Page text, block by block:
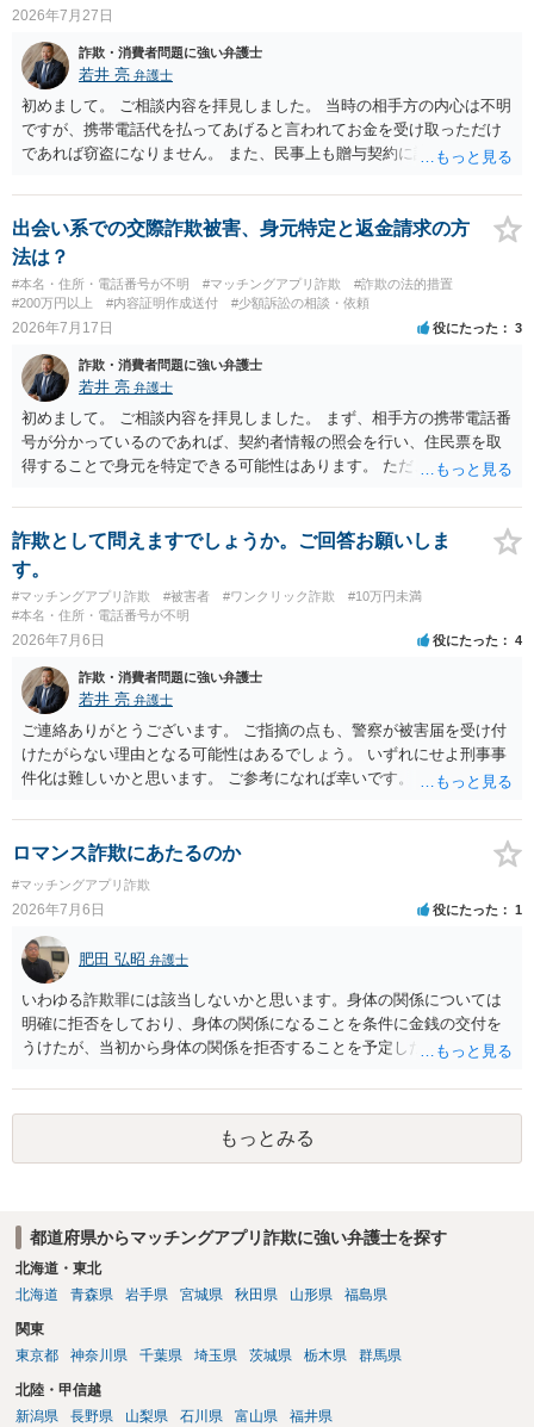
2026年7月27日
詐欺・消費者問題に強い弁護士
若井 亮 弁護士
初めまして。 ご相談内容を拝見しました。 当時の相手方の内心は不明
ですが、携帯電話代を払ってあげると言われてお金を受け取っただけ
であれば窃盗になりません。 また、民事上も贈与契約に該当すると思
ず、可能であればブロックをするようにしてください。 ご不安であれ
ば、最寄りの警察署に相談をしても良いかもしれません。 以上、ご参
考になれば幸いです。
出会い系での交際詐欺被害、身元特定と返金請求の方
法は？
#本名・住所・電話番号が不明 #マッチングアプリ詐欺
#詐欺の法的措置
#200万円以上
#内容証明作成送付 #少額訴訟の相談・依頼
2026年7月17日 役にたった 3
詐欺・消費者問題に強い弁護士
若井 亮 弁護士
初めまして。 ご相談内容を拝見しました。 まず、相手方の携帯電話番
号が分かっているのであれば、契約者情報の照会を行い、住民票を取
得することで身元を特定できる可能性はあります。 ただ、他人名義の
ろです。 LINEについても、詐欺の事案であれば照会できる可能性はあ
りますが、携帯電話の番号を経由する方法より難しくなります。 身元
を特定した後は、返金の理屈があるかどうかを確認していきます。 基
本的に贈与に該当する場合には返金請求ができません。 詐欺を含め、
当方に返金の理屈があるかどうかを確認していきます。 さらに、渡し
た金額について、裏付けがあるかどうかも精査します。 上記を経て、
からスタートすることになるでしょう。 ご理解のとおり、詐欺である
ことの立証は簡単ではありません。 刑事事件化が出来るのであれば、
返金交渉で有利になる可能性がありますが、民事上の詐欺の立証以上
に難しいところがあります。 こちらについては、一度、最寄りの警察
署に被害相談をするようにしてください。 具体的な見通しに関して
良いかと思います。
詐欺として問えますでしょうか。ご回答お願いしま
す。
#マッチングアプリ詐欺 #被害者 #ワンクリック詐欺
#10万円未満
#本名・住所・電話番号が不明
2026年7月6日 役にたった 4
詐欺・消費者問題に強い弁護士
若井 亮 弁護士
ご連絡ありがとうございます。 ご指摘の点も、警察が被害届を受け付
けたがらない理由となる可能性はあるでしょう。 いずれにせよ刑事事
件化は難しいかと思います。 ご参考になれば幸いです。
ロマンス詐欺にあたるのか
#マッチングアプリ詐欺
2026年7月6日 役にたった 1
肥田 弘昭 弁護士
いわゆる詐欺罪には該当しないかと思います。身体の関係については
明確に拒否をしており、身体の関係になることを条件に金銭の交付を
うけたが、当初から身体の関係を拒否することを予定した等相手を錯
欲しいこと身体の関係は拒否と嘘偽りなく相手に伝えた上で相手もそ
れを前提に金銭交付していますので、ロマンス詐欺には該当しないか
と思います。ご参考にしてください。
もっとみる
都道府県からマッチングアプリ詐欺に強い弁護士を探す
北海道・東北
北海道
青森県 岩手県 宮城県 秋田県 山形県 福島県
関東
東京都
神奈川県 千葉県 埼玉県 茨城県 栃木県 群馬県
北陸・甲信越
新潟県
長野県 山梨県 石川県 富山県 福井県